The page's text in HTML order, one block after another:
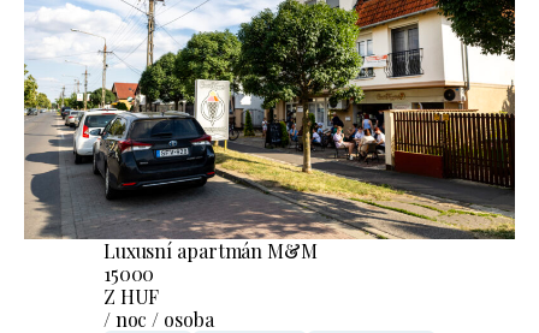
Luxusní apartmán M&M
15000
Z HUF
/ noc / osoba